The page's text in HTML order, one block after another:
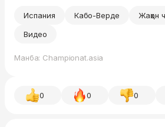
Испания Кабо-Верде
Жаҳон
Видео
Манба: Championat.asia
0 0 0